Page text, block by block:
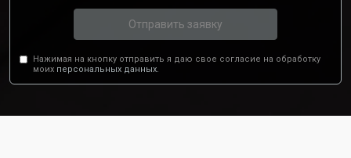
Отправить заявку
Нажимая на кнопку отправить я даю свое согласие на обработку
моих персональных данных.